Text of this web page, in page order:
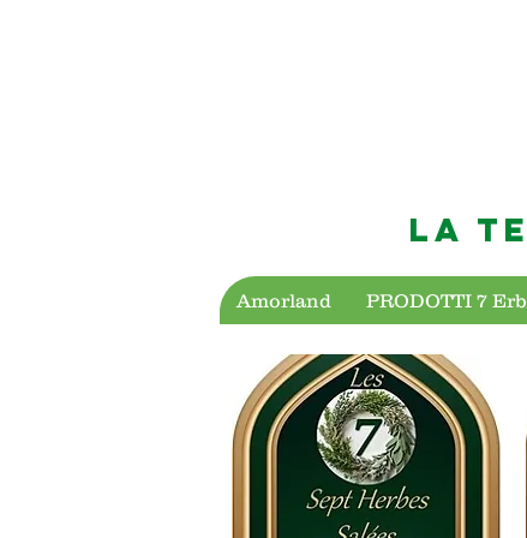
LA
Amorland PRODOTTI 7